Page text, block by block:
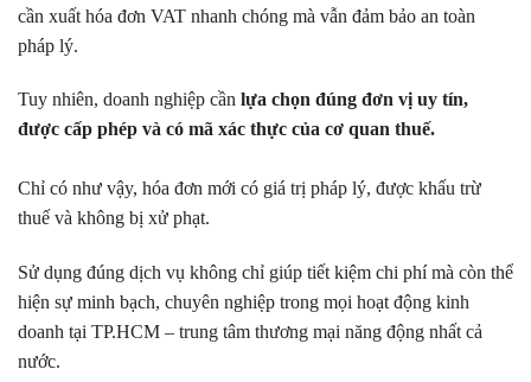
cần xuất hóa đơn VAT nhanh chóng mà vẫn đảm bảo an toàn
pháp lý.
Tuy nhiên, doanh nghiệp cần lựa chọn đúng đơn vị uy tín,
được cấp phép và có mã xác thực của cơ quan thuế.
Chỉ có như vậy, hóa đơn mới có giá trị pháp lý, được khấu trừ
thuế và không bị xử phạt.
Sử dụng đúng dịch vụ không chỉ giúp tiết kiệm chi phí mà còn thể
hiện sự minh bạch, chuyên nghiệp trong mọi hoạt động kinh
doanh tại TP.HCM – trung tâm thương mại năng động nhất cả
nước.